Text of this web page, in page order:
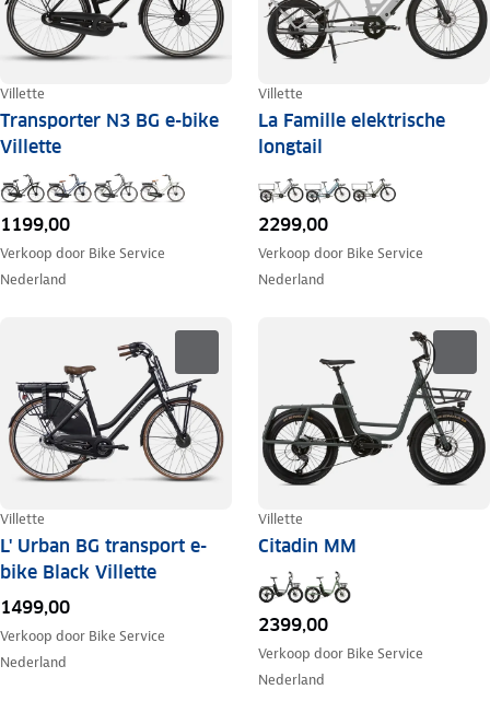
Villette
Transporter N3 BG e-bike
Villette
1199,00
Verkoop door Bike Service
Nederland
Villette
La Famille elektrische
longtail
2299,00
Verkoop door Bike Service
Nederland
Villette
L' Urban BG transport e-
bike Black Villette
1499,00
Verkoop door Bike Service
Nederland
Villette
Citadin MM
2399,00
Verkoop door Bike Service
Nederland